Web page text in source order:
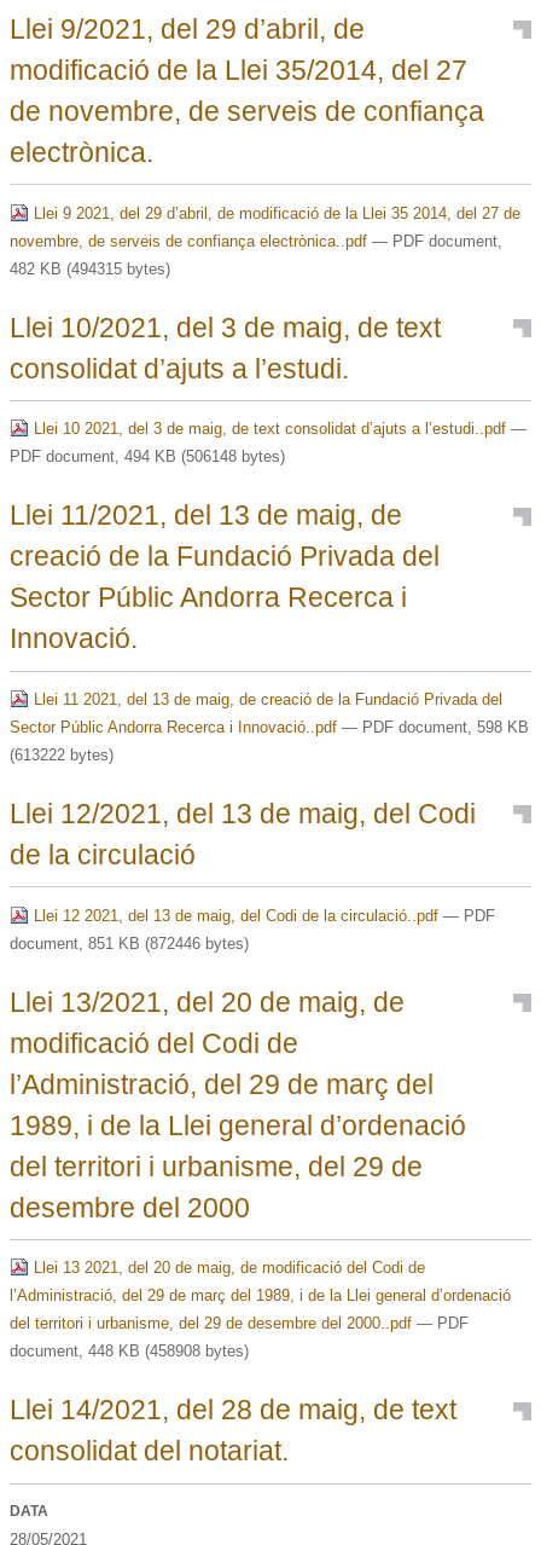
Llei 9/2021, del 29 d’abril, de
modificació de la Llei 35/2014, del 27
de novembre, de serveis de confiança
electrònica.
Llei 9 2021, del 29 d’abril, de modificació de la Llei 35 2014, del 27 de
novembre, de serveis de confiança electrònica..pdf— PDF document,
482 KB (494315 bytes)
Llei 10/2021, del 3 de maig, de text
consolidat d’ajuts a l’estudi.
Llei 10 2021, del 3 de maig, de text consolidat d’ajuts a l’estudi..pdf—
PDF document, 494 KB (506148 bytes)
Llei 11/2021, del 13 de maig, de
creació de la Fundació Privada del
Sector Públic Andorra Recerca i
Innovació.
Llei 11 2021, del 13 de maig, de creació de la Fundació Privada del
Sector Públic Andorra Recerca i Innovació..pdf— PDF document, 598 KB
(613222 bytes)
Llei 12/2021, del 13 de maig, del Codi
de la circulació
Llei 12 2021, del 13 de maig, del Codi de la circulació..pdf— PDF
document, 851 KB (872446 bytes)
Llei 13/2021, del 20 de maig, de
modificació del Codi de
l’Administració, del 29 de març del
1989, i de la Llei general d’ordenació
del territori i urbanisme, del 29 de
desembre del 2000
Llei 13 2021, del 20 de maig, de modificació del Codi de
l’Administració, del 29 de març del 1989, i de la Llei general d’ordenació
del territori i urbanisme, del 29 de desembre del 2000..pdf— PDF
document, 448 KB (458908 bytes)
Llei 14/2021, del 28 de maig, de text
consolidat del notariat.
DATA
28/05/2021